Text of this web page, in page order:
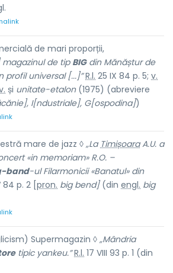
de mari proporții,
magazinul de tip BIGdin Mănăștur de
profil universal [...]” R.l. 25 IX 84 p. 5; v.
și unitate-etalon(1975) (abreviere
I[ndustriale], G[ospodina])
mare de jazz ◊ „LaTimișoaraA.U. a
«in memoriam» R.O. –
band-ul Filarmonicii «Banatul» din
84 p. 2 [ pron. big bend](din engl. big
Supermagazin ◊„Mândria
tipic yankeu.” R.l. 17 VIII 93 p. 1 (din